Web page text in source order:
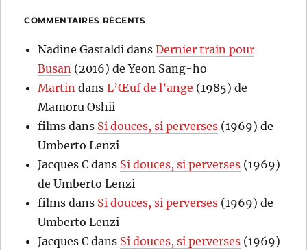
COMMENTAIRES RÉCENTS
Nadine Gastaldi dansDernier train pour
Busan (2016) de Yeon Sang-ho
Martin dansL’Œuf de l’ange (1985) de
Mamoru Oshii
films dans Si douces, si perverses (1969) de
Umberto Lenzi
Jacques C dans Si douces, si perverses (1969)
de Umberto Lenzi
films dans Si douces, si perverses (1969) de
Umberto Lenzi
Jacques C dans Si douces, si perverses (1969)